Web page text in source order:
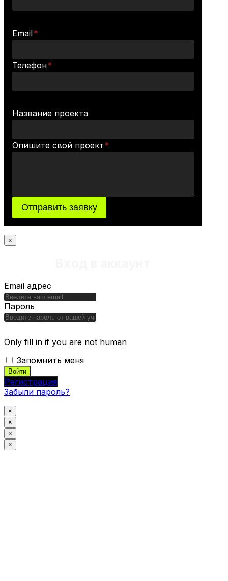
Email*
Телефон*
Название проекта
Опишите свой проект *
Отправить заявку
×
Email адрес
Пароль
Only fill in if you are not human
Запомнить меня
Регистрация
Забыли пароль?
×
×
×
×